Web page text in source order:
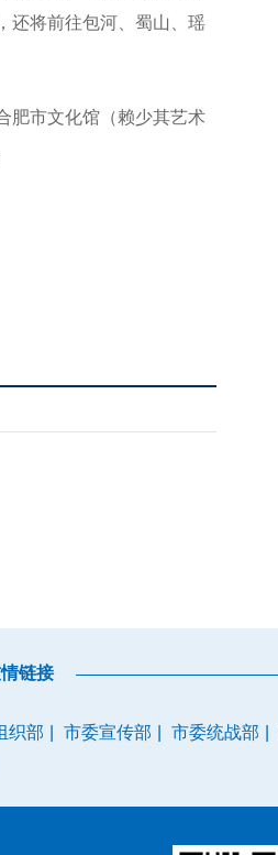
还将前往包河、蜀山、瑶
市文化馆（赖少其艺术
链接
织部 市委宣传部 市委统战部